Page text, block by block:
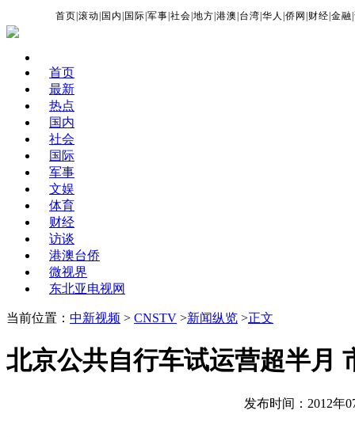
首页 |滚动 国内 国际 |军事 |社会 |地方 |港澳 台湾 |华人 |侨网 财经 |金融 |
首页
最新
热点
国内
社会
国际
军事
文娱
体育
财经
访谈
港澳台侨
微视界
东北亚电视网
当前位置： 中新视频 > CNSTV >新闻纵览 >正文
北京公共自行车试运营超半月
发布时间：2012年